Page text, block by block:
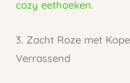
cozy eethoeken.
3. Zacht Roze met
Verrassend